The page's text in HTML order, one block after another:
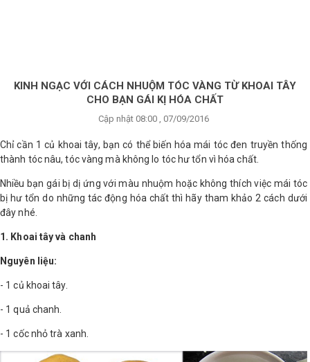
KINH NGẠC VỚI CÁCH NHUỘM TÓC VÀNG TỪ KHOAI TÂY
CHO BẠN GÁI KỊ HÓA CHẤT
Cập nhật 08:00 , 07/09/2016
Chỉ cần 1 củ khoai tây, bạn có thể biến hóa mái tóc đen truyền thống
thành tóc nâu, tóc vàng mà không lo tóc hư tổn vì hóa chất.
Nhiều bạn gái bị dị ứng với màu nhuộm hoặc không thích việc mái tóc
bị hư tổn do những tác động hóa chất thì hãy tham khảo 2 cách dưới
đây nhé.
1. Khoai tây và chanh
Nguyên liệu:
- 1 củ khoai tây.
- 1 quả chanh.
- 1 cốc nhỏ trà xanh.